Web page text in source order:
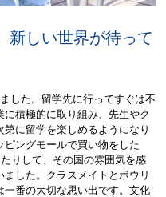
新しい世界が待って
した。留学先に行ってすぐは不
積極的に取り組み、先生やク
に留学を楽しめるようになり
ピングモールで買い物をした
りして、その国の雰囲気を感
した。クラスメイトとボウリ
番の大切な思い出です。文化